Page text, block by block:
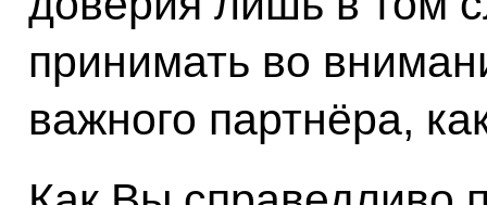
принимать во
важного партнёра,